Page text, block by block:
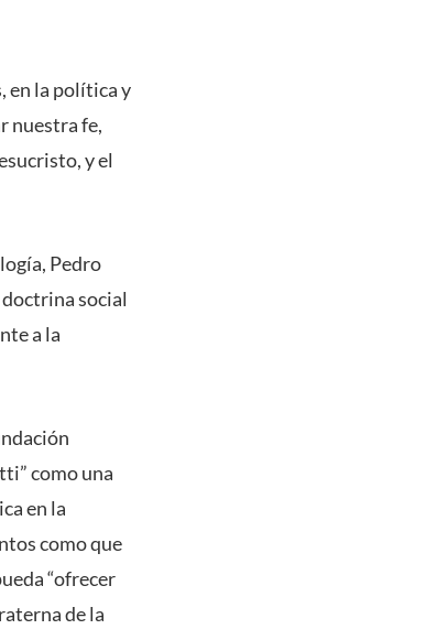
en la política y
nuestra fe,
y el
Pedro
social
a la
como una
en la
como que
“ofrecer
de la